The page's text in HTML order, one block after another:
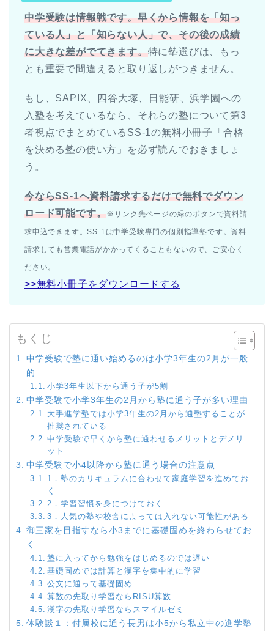
中学受験は情報戦です。早くから情報を「知っ
ている人」と「知らない人」で、その後の成績
に大きな差がでてきます。特に塾選びは、もっ
とも重要で間違えると取り返しがつきません。
もし、SAPIX、四谷大塚、日能研、浜学園への
入塾を考えているなら、それらの塾について第3
者視点でまとめているSS-1の無料小冊子「合格
を決める塾の使い方」を必ず読んでおきましょ
う。
今ならSS-1へ資料請求するだけで無料でダウン
ロード可能です。※リンク先ページの緑のボタンで資料請
求申込できます。SS-1は中学受験専門の個別指導塾です。資料
請求しても営業電話がかかってくることもないので、ご安心く
ださい。
>>無料小冊子をダウンロードする
もくじ
中学受験で塾に通い始めるのは小学3年生の2月が一般
的
小学3年生以下から通う子が5割
中学受験で小学3年生の2月から塾に通う子が多い理由
大手進学塾では小学3年生の2月から通塾することが
推奨されている
中学受験で早くから塾に通わせるメリットとデメリ
ット
中学受験で小4以降から塾に通う場合の注意点
1．塾のカリキュラムに合わせて家庭学習を進めてお
く
2．学習習慣を身につけておく
3．人気の塾や校舎によっては入れない可能性がある
御三家を目指すなら小3までに基礎固めを終わらせてお
く
塾に入ってから勉強をはじめるのでは遅い
基礎固めでは計算と漢字を集中的に学習
公文に通って基礎固め
算数の先取り学習ならRISU算数
漢字の先取り学習ならスマイルゼミ
体験談１：付属校に通う長男は小5から私立中の進学塾